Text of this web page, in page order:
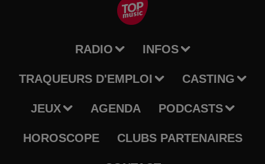
RADIO INFOS
TRAQUEURS D'EMPLOI CASTING
JEUX AGENDA PODCASTS
HOROSCOPE CLUBS PARTENAIRES